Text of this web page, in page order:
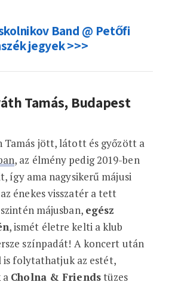
Band @ Petőfi
jegyek >>>
Tamás, Budapest
Tamás jött, látott és győzött a
, az élmény pedig 2019-ben
így ama nagysikerű májusi
énekes visszatér a tett
májusban, egész
, ismét életre kelti a klub
színpadát! A koncert után
folytathatjuk az estét,
a Cholna & Friendstüzes